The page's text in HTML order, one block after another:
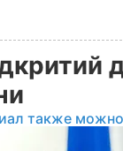
также